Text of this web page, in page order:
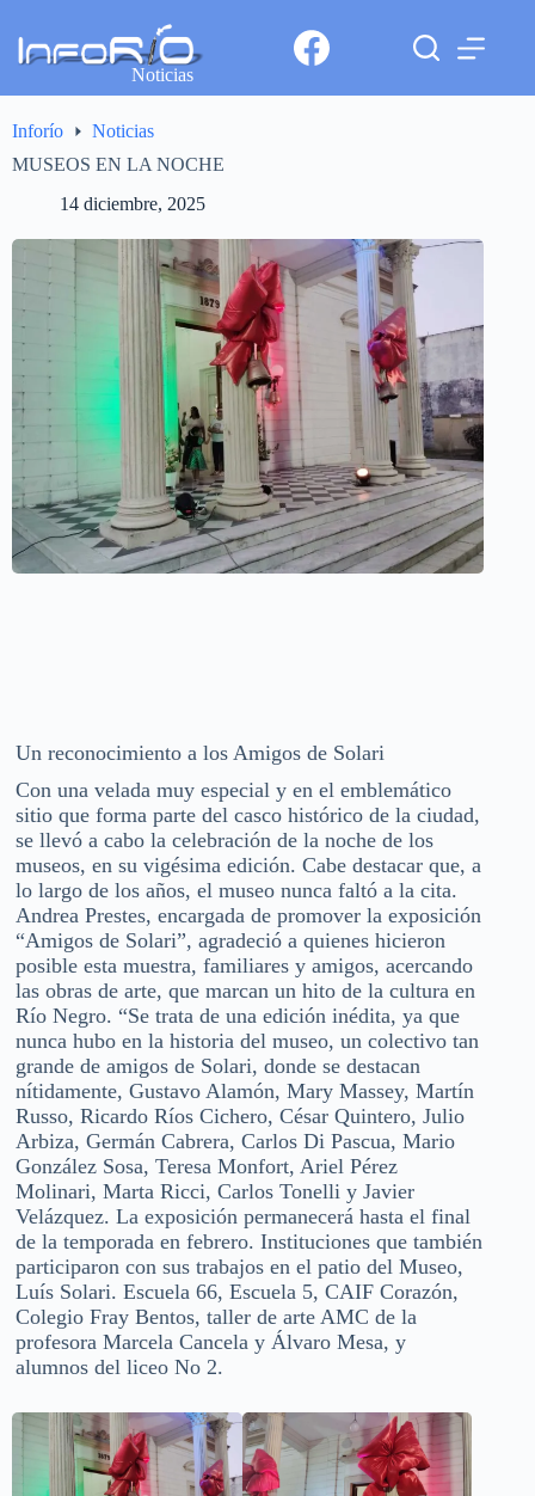
Noticias
Inforío
Noticias
MUSEOS EN LA NOCHE
14 diciembre, 2025
Un reconocimiento a los Amigos de Solari
Con una velada muy especial y en el emblemático
sitio que forma parte del casco histórico de la ciudad,
se llevó a cabo la celebración de la noche de los
museos, en su vigésima edición. Cabe destacar que, a
lo largo de los años, el museo nunca faltó a la cita.
Andrea Prestes, encargada de promover la exposición
“Amigos de Solari”, agradeció a quienes hicieron
posible esta muestra, familiares y amigos, acercando
las obras de arte, que marcan un hito de la cultura en
Río Negro. “Se trata de una edición inédita, ya que
nunca hubo en la historia del museo, un colectivo tan
grande de amigos de Solari, donde se destacan
nítidamente, Gustavo Alamón, Mary Massey, Martín
Russo, Ricardo Ríos Cichero, César Quintero, Julio
Arbiza, Germán Cabrera, Carlos Di Pascua, Mario
González Sosa, Teresa Monfort, Ariel Pérez
Molinari, Marta Ricci, Carlos Tonelli y Javier
Velázquez. La exposición permanecerá hasta el final
de la temporada en febrero. Instituciones que también
participaron con sus trabajos en el patio del Museo,
Luís Solari. Escuela 66, Escuela 5, CAIF Corazón,
Colegio Fray Bentos, taller de arte AMC de la
profesora Marcela Cancela y Álvaro Mesa, y
alumnos del liceo No 2.